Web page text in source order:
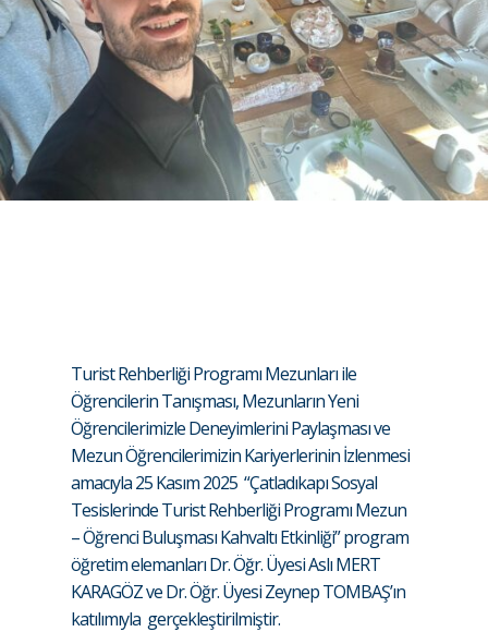
Turist Rehberliği Programı Mezunları ile
Öğrencilerin Tanışması, Mezunların Yeni
Öğrencilerimizle Deneyimlerini Paylaşması ve
Mezun Öğrencilerimizin Kariyerlerinin İzlenmesi
amacıyla 25 Kasım 2025 “Çatladıkapı Sosyal
Tesislerinde Turist Rehberliği Programı Mezun
– Öğrenci Buluşması Kahvaltı Etkinliği” program
öğretim elemanları Dr. Öğr. Üyesi Aslı MERT
KARAGÖZ ve Dr. Öğr. Üyesi Zeynep TOMBAŞ’ın
katılımıyla gerçekleştirilmiştir.